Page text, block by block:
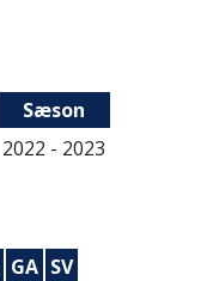
Sæson
2022 - 2023
GA SV